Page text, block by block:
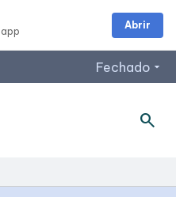
Fechado arrow_drop_down
search
Abrir